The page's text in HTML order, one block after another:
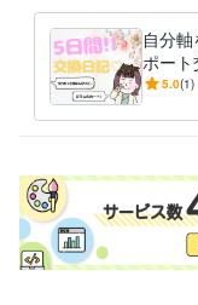
ご予約で承っております
DMのメッセージへサ
い。購入未定でもDM受
経験職種
クリエイター / 写真家
ライフスタイル・その
ライフスタイル・その
自分
ポー
継続
すい
5.0(1)